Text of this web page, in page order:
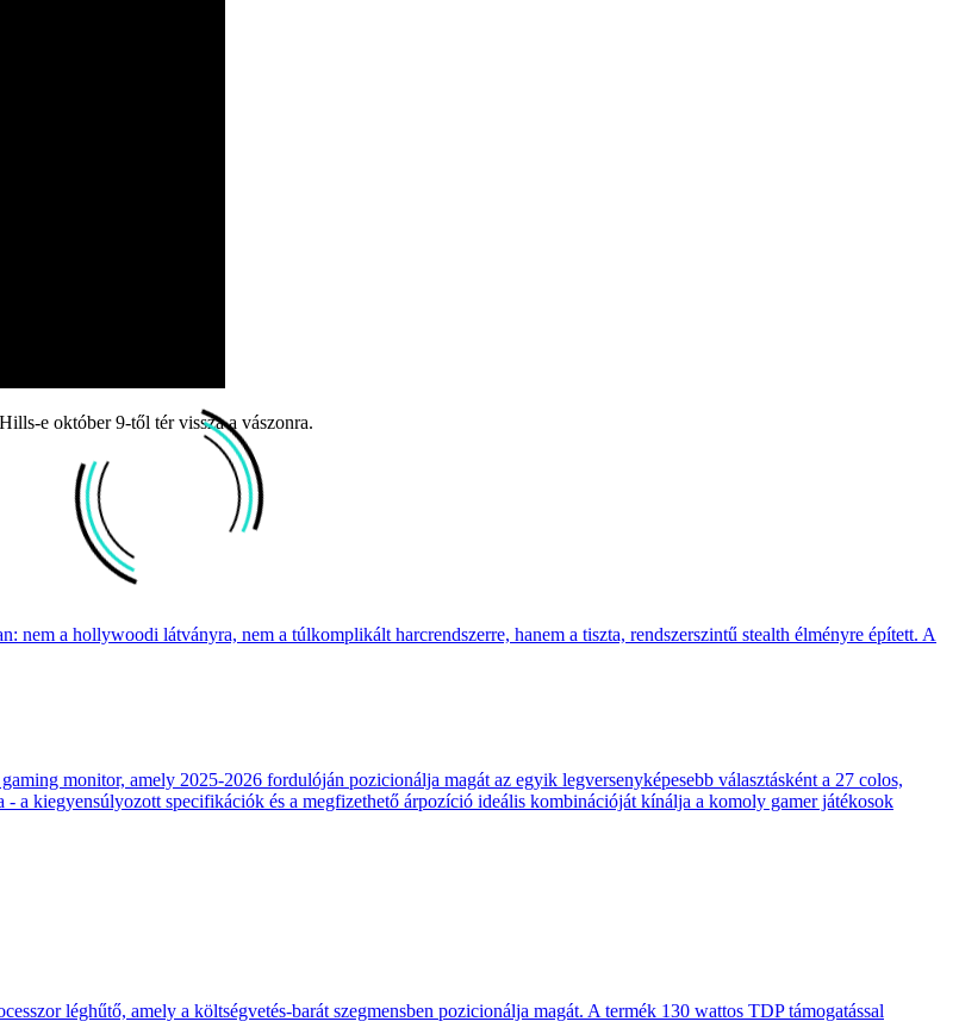
e október 9-től tér vissza a vászonra.
a hollywoodi látványra, nem a túlkomplikált harcrendszerre, hanem a tiszta, rendszerszintű stealth élményre épített. A
monitor, amely 2025-2026 fordulóján pozicionálja magát az egyik legversenyképesebb választásként a 27 colos,
a kiegyensúlyozott specifikációk és a megfizethető árpozíció ideális kombinációját kínálja a komoly gamer játékosok
léghűtő, amely a költségvetés-barát szegmensben pozicionálja magát. A termék 130 wattos TDP támogatással